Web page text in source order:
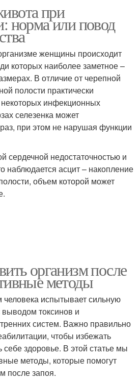
при
норма или повод
женщины происходит
которых наиболее заметное –
В отличие от черепной
полости практически
некоторых инфекционных
селезенка может
при этом не нарушая функции
сердечной недостаточностью и
наблюдается асцит – накопление
объем которой может
организм после
методы
человека испытывает сильную
выводом токсинов и
систем. Важно правильно
чтобы избежать
здоровье. В этой статье мы
методы, которые помогут
после запоя.